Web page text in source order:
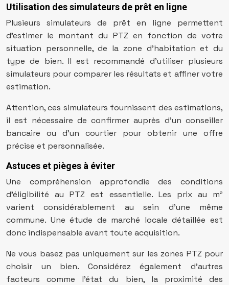
Utilisation des simulateurs de prêt en ligne
Plusieurs simulateurs de prêt en ligne permettent
d’estimer le montant du PTZ en fonction de votre
situation personnelle, de la zone d’habitation et du
type de bien. Il est recommandé d’utiliser plusieurs
simulateurs pour comparer les résultats et affiner votre
estimation.
Attention, ces simulateurs fournissent des estimations,
il est nécessaire de confirmer auprès d’un conseiller
bancaire ou d’un courtier pour obtenir une offre
précise et personnalisée.
Astuces et pièges à éviter
Une compréhension approfondie des conditions
d’éligibilité au PTZ est essentielle. Les prix au m²
varient considérablement au sein d’une même
commune. Une étude de marché locale détaillée est
donc indispensable avant toute acquisition.
Ne vous basez pas uniquement sur les zones PTZ pour
choisir un bien. Considérez également d’autres
facteurs comme l’état du bien, la proximité des